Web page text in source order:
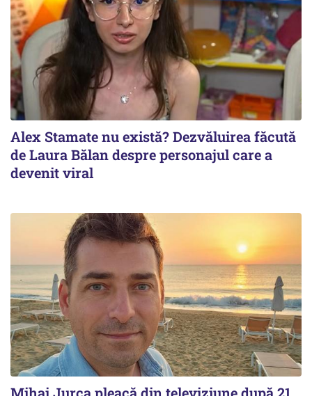
Alex Stamate nu există? Dezvăluirea făcută
de Laura Bălan despre personajul care a
devenit viral
Mihai Jurca pleacă din televiziune după 21